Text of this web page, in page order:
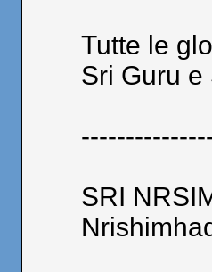
Tutte le
Sri Guru e
SRI